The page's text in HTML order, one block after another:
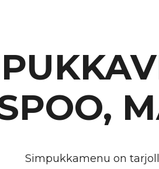
Simpukkamenu on